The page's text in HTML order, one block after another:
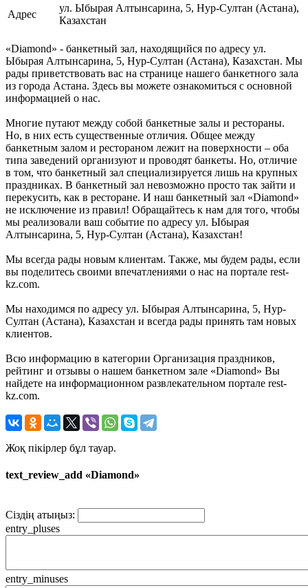
Адрес
ул. Ыбырая Алтынсарина, 5, Нур-Султан (Астана),
Казахстан
«Diamond» - банкетный зал, находящийся по адресу ул.
Ыбырая Алтынсарина, 5, Нур-Султан (Астана), Казахстан. Мы
рады приветствовать вас на странице нашего банкетного зала
из города Астана. Здесь вы можете ознакомиться с основной
информацией о нас.
Многие путают между собой банкетные залы и рестораны.
Но, в них есть существенные отличия. Общее между
банкетным залом и рестораном лежит на поверхности – оба
типа заведений организуют и проводят банкеты. Но, отличие
в том, что банкетный зал специализируется лишь на крупных
праздниках. В банкетный зал невозможно просто так зайти и
перекусить, как в ресторане. И наш банкетный зал «Diamond»
не исключение из правил! Обращайтесь к нам для того, чтобы
мы реализовали ваш событие по адресу ул. Ыбырая
Алтынсарина, 5, Нур-Султан (Астана), Казахстан!
Мы всегда рады новым клиентам. Также, мы будем рады, если
вы поделитесь своими впечатлениями о нас на портале rest-
kz.com.
Мы находимся по адресу ул. Ыбырая Алтынсарина, 5, Нур-
Султан (Астана), Казахстан и всегда рады принять там новых
клиентов.
Всю информацию в категории Организация праздников,
рейтинг и отзывы о нашем банкетном зале «Diamond» Вы
найдете на информационном развлекательном портале rest-
kz.com.
Жоқ пікірлер бұл тауар.
text_review_add «Diamond»
Сіздің атыңыз:
entry_pluses
entry_minuses